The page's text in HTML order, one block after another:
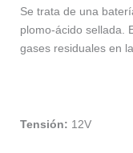
Se trata de una
plomo-ácido sellada.
gases residuales en
Tensión: 12V